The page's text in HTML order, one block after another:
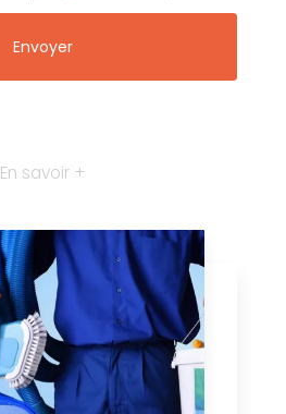
En savoir +